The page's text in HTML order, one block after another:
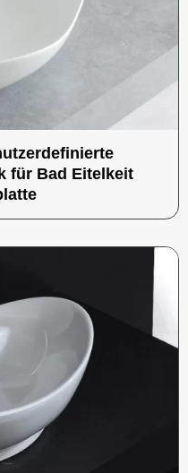
für Bad Eitelkeit